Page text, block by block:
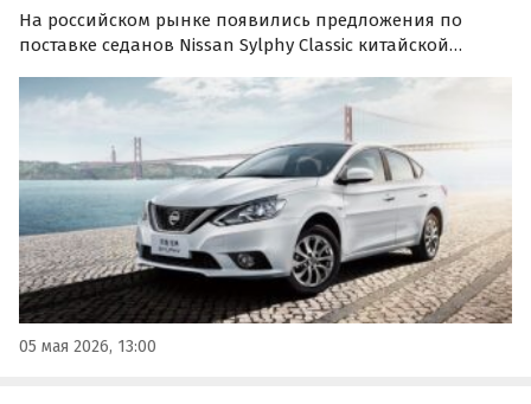
На российском рынке появились предложения по
поставке седанов Nissan Sylphy Classic китайской
наличия, а цены варьируются в зависимости от
продавца и стартуют на одном из классифайдов от 1
05 мая 2026, 13:00